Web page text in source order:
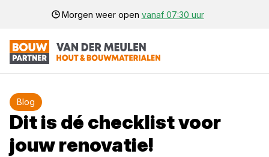
Morgen weer open vanaf 07:30 uur
Blog
Dit is dé checklist voor
jouw renovatie!